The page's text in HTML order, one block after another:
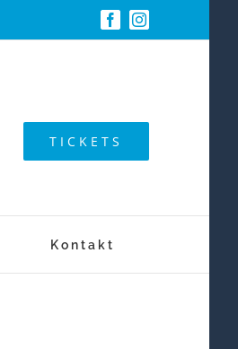
FacebookInstagram
TICKETS
Kontakt